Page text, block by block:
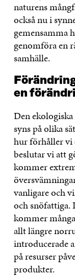
naturens
också nu i
gemensamma
genomföra en
samhälle.
en
Den
syns på olika
hur förhåller vi
beslutar vi att
kommer
vanligare och
och
kommer
allt längre
introducerade
på resurser
produkter.